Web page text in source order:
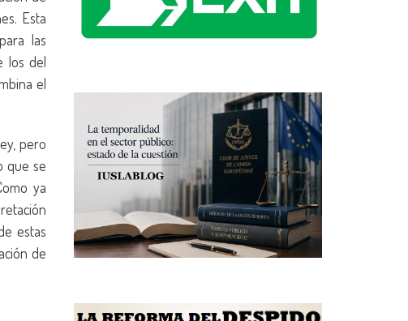
Esta
las
los del
el
pero
que se
ya
estas
de